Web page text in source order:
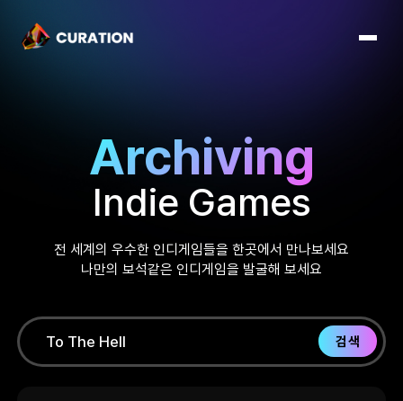
Archiving
Indie Games
전 세계의 우수한 인디게임들을 한곳에서 만나보세요
나만의 보석같은 인디게임을 발굴해 보세요
검색